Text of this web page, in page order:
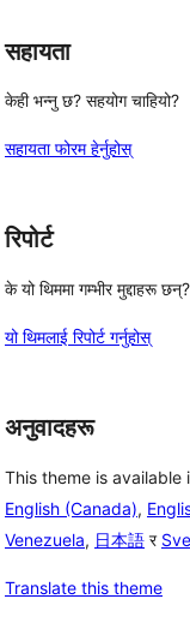
सहायता
केही भन्नु छ? सहयोग चाहियो?
सहायता फोरम हेर्नुहोस्
रिपोर्ट
के यो थिममा गम्भीर मुद्दाहरू छन्?
यो थिमलाई रिपोर्ट गर्नुहोस्
अनुवादहरू
This theme is available
English (Canada),
Venezuela, 日本語 र
Translate this theme